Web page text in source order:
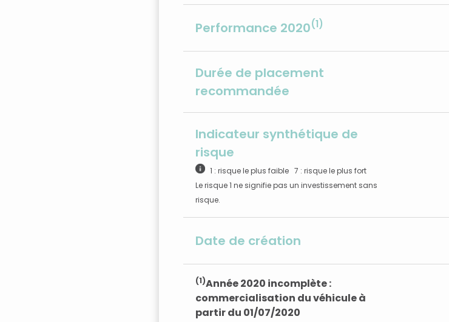
Performance 2020(1)
Durée de placement
recommandée
Indicateur synthétique de
risque
1 : risque le plus faible 7 : risque le plus fort
Le risque 1 ne signifie pas un investissement sans
risque.
Date de création
(1)Année 2020 incomplète :
commercialisation du véhicule à
partir du 01/07/2020